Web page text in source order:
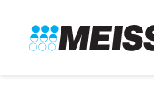
search
footer
contenu